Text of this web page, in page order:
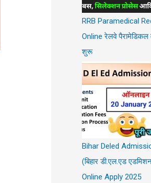
RRB Paramedical
Online रेलवे पैरामेडिकल
शुरू
Bihar Deled
(बिहार डी.एल.एड
Online Apply 2025